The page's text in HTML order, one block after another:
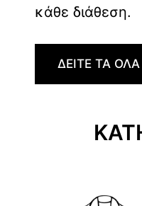
κάθε διάθεση.
ΔΕΙΤΕ ΤΑ ΟΛΑ